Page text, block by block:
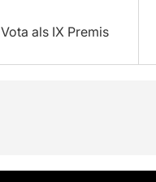
Vota als IX Premis